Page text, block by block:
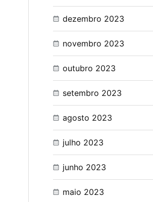
dezembro 2023
novembro 2023
outubro 2023
setembro 2023
agosto 2023
julho 2023
junho 2023
maio 2023